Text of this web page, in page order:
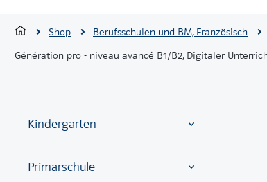
Shop
Berufsschulen und BM, Französisch
Génération pro - niveau avancé B1/B2, Digitaler
Kindergarten
Primarschule